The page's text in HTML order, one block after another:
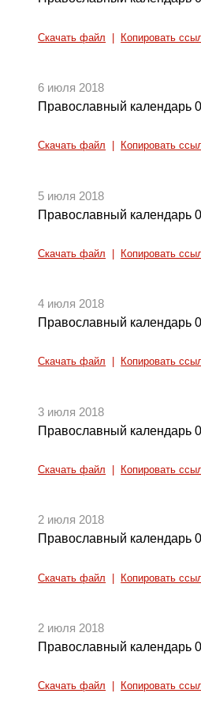
Скачать файл Копировать
6 июля 2018
Православный календарь
Скачать файл Копировать
5 июля 2018
Православный календарь
Скачать файл Копировать
4 июля 2018
Православный календарь
Скачать файл Копировать
3 июля 2018
Православный календарь
Скачать файл Копировать
2 июля 2018
Православный календарь
Скачать файл Копировать
2 июля 2018
Православный календарь
Скачать файл Копировать